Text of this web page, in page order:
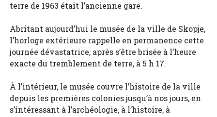
terre de 1963 était l’ancienne gare.
Abritant aujourd’hui le musée de la ville de Skopje,
l’horloge extérieure rappelle en permanence cette
journée dévastatrice, après s’être brisée à l’heure
exacte du tremblement de terre, à 5 h 17.
À l’intérieur, le musée couvre l’histoire de la ville
depuis les premières colonies jusqu’à nos jours, en
s’intéressant à l’archéologie, à l’histoire, à